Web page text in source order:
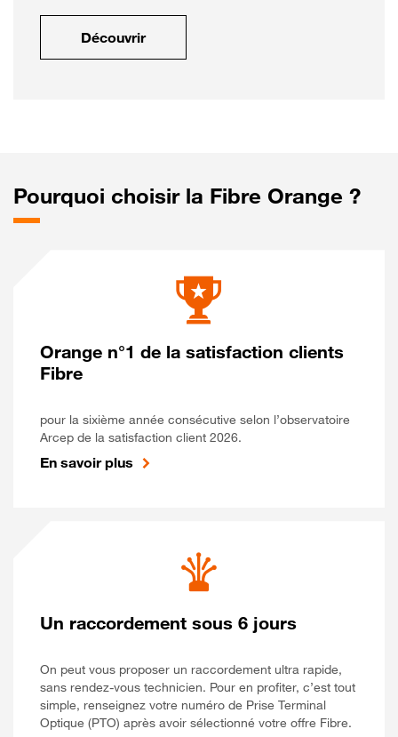
Découvrir
Pourquoi choisir la Fibre Orange ?
Orange n°1 de la satisfaction clients
Fibre
pour la sixième année consécutive selon l’observatoire
Arcep de la satisfaction client 2026.
En savoir plus
Un raccordement sous 6 jours
On peut vous proposer un raccordement ultra rapide,
sans rendez-vous technicien. Pour en profiter, c’est tout
simple, renseignez votre numéro de Prise Terminal
Optique (PTO) après avoir sélectionné votre offre Fibre.